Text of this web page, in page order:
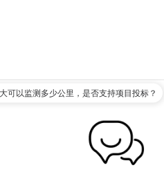
可以监测多少公里，是否支持项目投标？